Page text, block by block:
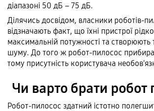
діапазоні 50 дБ – 75 дБ.
Ділячись досвідом, власники роботів-
відзначають факт, що їхні пристрої
максимальній потужності та створюють
шуму. До того ж робот-пилосос
тому присутність користувача
Чи варто брати робот
Робот-пилосос здатний істотно